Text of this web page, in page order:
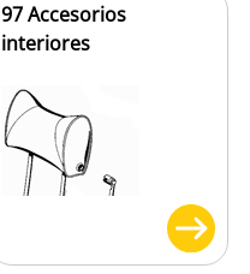
97 Accesorios
interiores